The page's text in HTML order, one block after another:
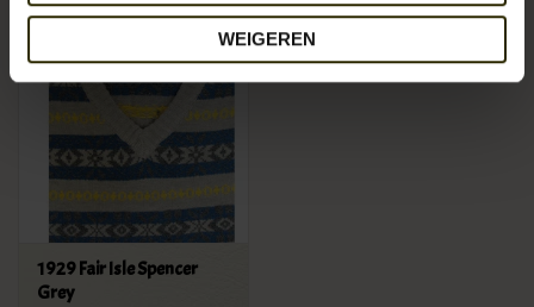
WEIGEREN
1929 Fair Isle Spencer
Grey